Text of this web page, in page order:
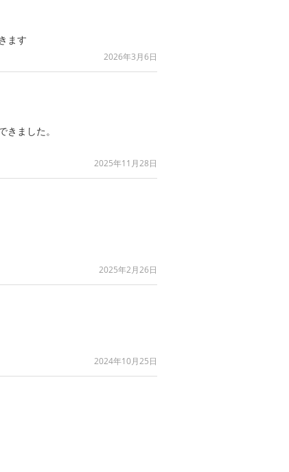
ます
2026年3月6日
ました。
2025年11月28日
2025年2月26日
2024年10月25日